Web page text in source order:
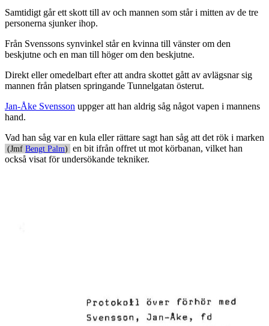
Samtidigt går ett skott till av och mannen som står i mitten av de tre
personerna sjunker ihop.
Från Svenssons synvinkel står en kvinna till vänster om den
beskjutne och en man till höger om den beskjutne.
Direkt eller omedelbart efter att andra skottet gått av avlägsnar sig
mannen från platsen springande Tunnelgatan österut.
Jan-Åke Svensson uppger att han aldrig såg något vapen i mannens
hand.
Vad han såg var en kula eller rättare sagt han såg att det rök i marken
(Jmf Bengt Palm) en bit ifrån offret ut mot körbanan, vilket han
också visat för undersökande tekniker.